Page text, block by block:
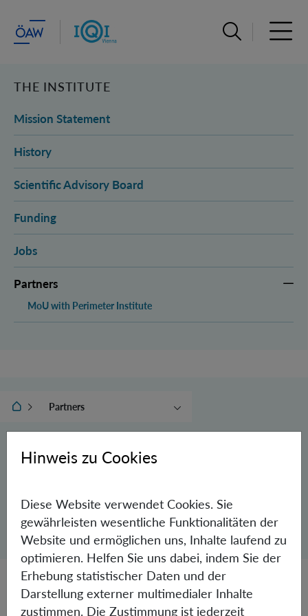
Suchleiste
THE INSTITUTE
Mission Statement
History
Scientific Advisory Board
Funding
Jobs
Partners
MoU with Perimeter Institute
IQOQI WienPartners
Mission Statement
History
Jobs
Partners
Dialog zum Teilen der Seite öffnen
Teilen
VCQ – Vienna Center for Quantum Science and
Hinweis zu Cookies
Diese Website verwendet Cookies. Sie
gewährleisten wesentliche Funktionalitäten der
Website und ermöglichen uns, Inhalte laufend zu
optimieren. Helfen Sie uns dabei, indem Sie der
Erhebung statistischer Daten und der
Darstellung externer multimedialer Inhalte
zustimmen. Die Zustimmung ist jederzeit